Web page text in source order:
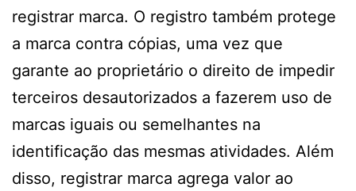
registrar marca. O registro também protege
a marca contra cópias, uma vez que
garante ao proprietário o direito de impedir
terceiros desautorizados a fazerem uso de
marcas iguais ou semelhantes na
identificação das mesmas atividades. Além
disso, registrar marca agrega valor ao